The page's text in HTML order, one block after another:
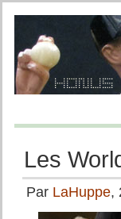
Les
Par LaHuppe,